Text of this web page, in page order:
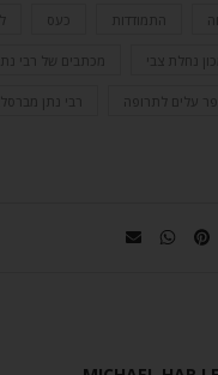
התמודדות כעס
מכון נחלת צבי מכתבים של רבי נתן
עלים לתרופה רבי נתן מברסלב